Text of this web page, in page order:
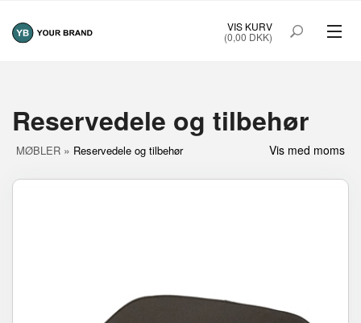
VIS KURV
(0,00 DKK)
SMART FRAME
THE WATERBAG
Reservedele og tilbehør
MØBLER » Reservedele og tilbehør Vis med moms